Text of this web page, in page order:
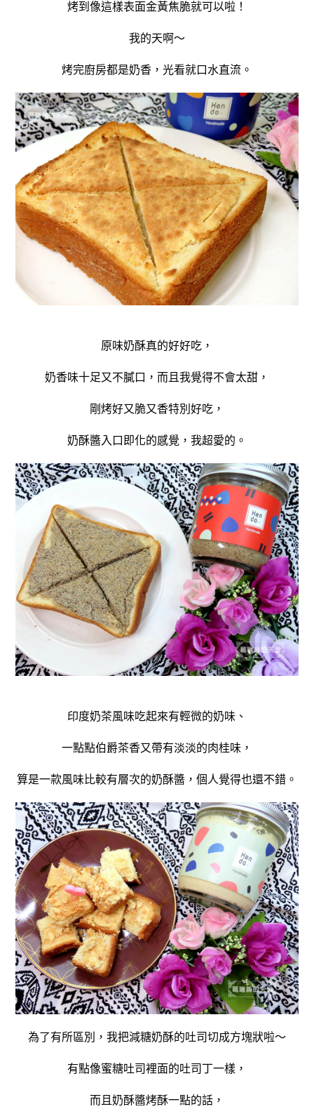
烤到像這樣表面金黃焦脆就可以啦！
我的天啊～
烤完廚房都是奶香，光看就口水直流。
原味奶酥真的好好吃，
奶香味十足又不膩口，而且我覺得不會太甜，
剛烤好又脆又香特別好吃，
奶酥醬入口即化的感覺，我超愛的。
印度奶茶風味吃起來有輕微的奶味、
一點點伯爵茶香又帶有淡淡的肉桂味，
算是一款風味比較有層次的奶酥醬， 個人覺得也還不錯。
為了有所區別，我把減糖奶酥的吐司切成方塊狀啦～
有點像蜜糖吐司裡面的吐司丁一樣，
而且奶酥醬烤酥一點的話，